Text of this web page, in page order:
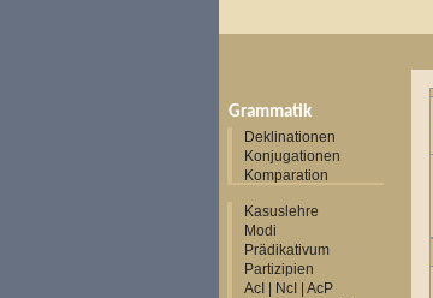
Grammatik
Deklinationen
Konjugationen
Komparation
Kasuslehre
Modi
Prädikativum
Partizipien
AcI | NcI | AcP